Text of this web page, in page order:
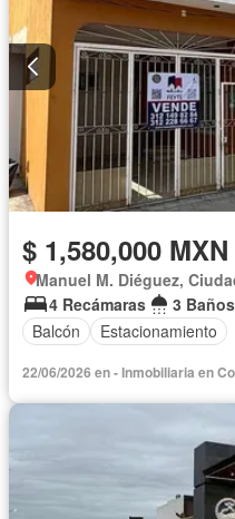
$ 1,580,000 MXN
Manuel M. Diéguez,
4 Recámaras
3 Baños
Balcón
Estacionamiento
22/06/2026 en - Inmobiliaria en